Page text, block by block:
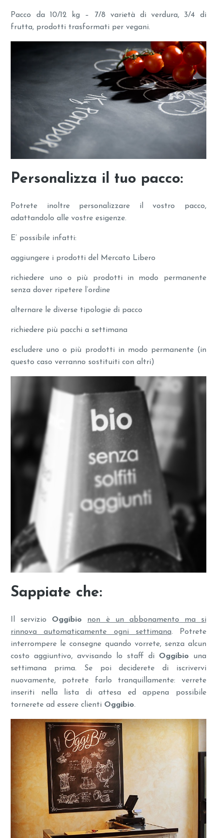
Pacco da 10/12 kg – 7/8 varietà di verdura, 3/4 di
frutta, prodotti trasformati per vegani.
Personalizza il tuo pacco:
Potrete inoltre personalizzare il vostro pacco,
adattandolo alle vostre esigenze.
E’ possibile infatti:
aggiungere i prodotti del Mercato Libero
richiedere uno o più prodotti in modo permanente
senza dover ripetere l’ordine
alternare le diverse tipologie di pacco
richiedere più pacchi a settimana
escludere uno o più prodotti in modo permanente (in
questo caso verranno sostituiti con altri)
Sappiate che:
Il servizio Oggibio
non è un abbonamento ma si
rinnova automaticamente ogni settimana. Potrete
interrompere le consegne quando vorrete, senza alcun
costo aggiuntivo, avvisando lo staff di Oggibio una
settimana prima. Se poi deciderete di iscrivervi
nuovamente, potrete farlo tranquillamente: verrete
inseriti nella lista di attesa ed appena possibile
tornerete ad essere clienti Oggibio.